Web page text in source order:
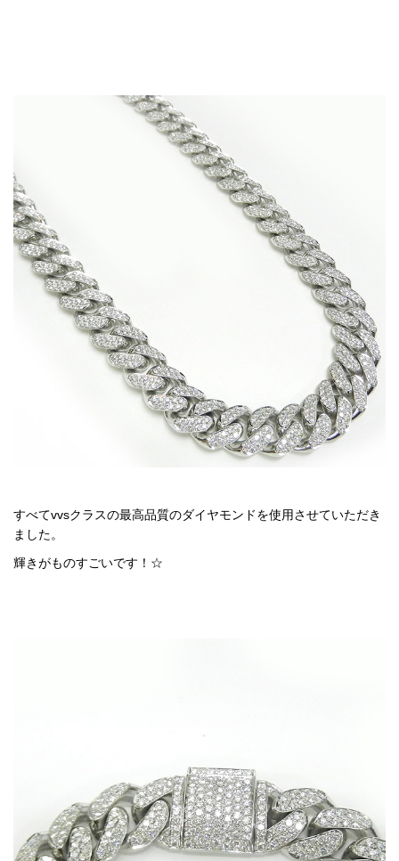
すべてvvsクラスの最高品質のダイヤモンドを使用させていただき
ました。
輝きがものすごいです！☆